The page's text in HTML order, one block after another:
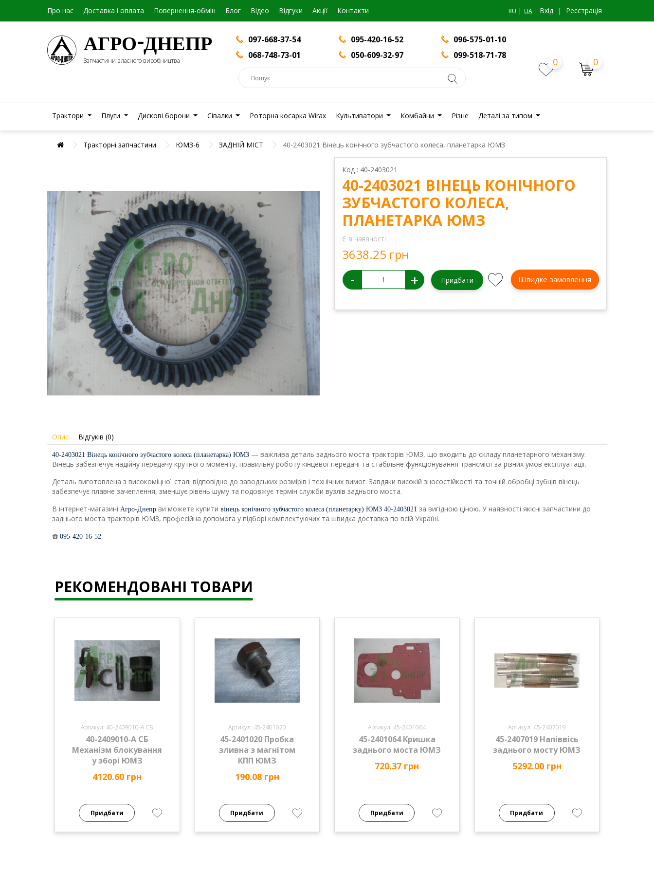
Про нас Доставка і оплата Повернення-обмін Блог Вiдео Відгуки Акції Контакти RU UA Вхiд | Реєстрація
АГРО-ДНЕПР
Запчастини власного виробництва
097-668-37-54 095-420-16-52
096-575-01-10
068-748-73-01
050-609-32-97 099-518-71-78
0 0
Трактори Плуги Дискові борони Сівалки Роторна косарка Wirax Культиватори Комбайни Різне Деталі за типом
Тракторні запчастини ЮМЗ-6 ЗАДНІЙ МІСТ 40-2403021 Вінець конічного зубчастого колеса, планетарка ЮМЗ
Код : 40-2403021
40-2403021 ВІНЕЦЬ КОНІЧНОГО
ЗУБЧАСТОГО КОЛЕСА,
ПЛАНЕТАРКА ЮМЗ
Є в наявності
3638.25 грн
- + Придбати Швидке замовлення
Опис Відгуків (0)
40-2403021 Вінець конічного зубчастого колеса (планетарка) ЮМЗ — важлива деталь заднього моста тракторів ЮМЗ, що входить до складу планетарного механізму.
Вінець забезпечує надійну передачу крутного моменту, правильну роботу кінцевої передачі та стабільне функціонування трансмісії за різних умов експлуатації.
Деталь виготовлена з високоміцної сталі відповідно до заводських розмірів і технічних вимог. Завдяки високій зносостійкості та точній обробці зубців вінець
забезпечує плавне зачеплення, зменшує рівень шуму та подовжує термін служби вузлів заднього моста.
В інтернет-магазині Агро-Днепр ви можете купити вінець конічного зубчастого колеса (планетарку) ЮМЗ 40-2403021 за вигідною ціною. У наявності якісні запчастини до
заднього моста тракторів ЮМЗ, професійна допомога у підборі комплектуючих та швидка доставка по всій Україні.
☎️ 095-420-16-52
РЕКОМЕНДОВАНІ ТОВАРИ
Артикул: 40-2409010-А СБ
40-2409010-А СБ
Механізм блокування
у зборі ЮМЗ
4120.60 грн
Придбати
Артикул: 45-2401020
45-2401020 Пробка
зливна з магнітом
КПП ЮМЗ
190.08 грн
Придбати
Артикул: 45-2401064
45-2401064 Кришка
заднього моста ЮМЗ
720.37 грн
Придбати
Артикул: 45-2407019
45-2407019 Напіввісь
заднього мосту ЮМЗ
5292.00 грн
Придбати